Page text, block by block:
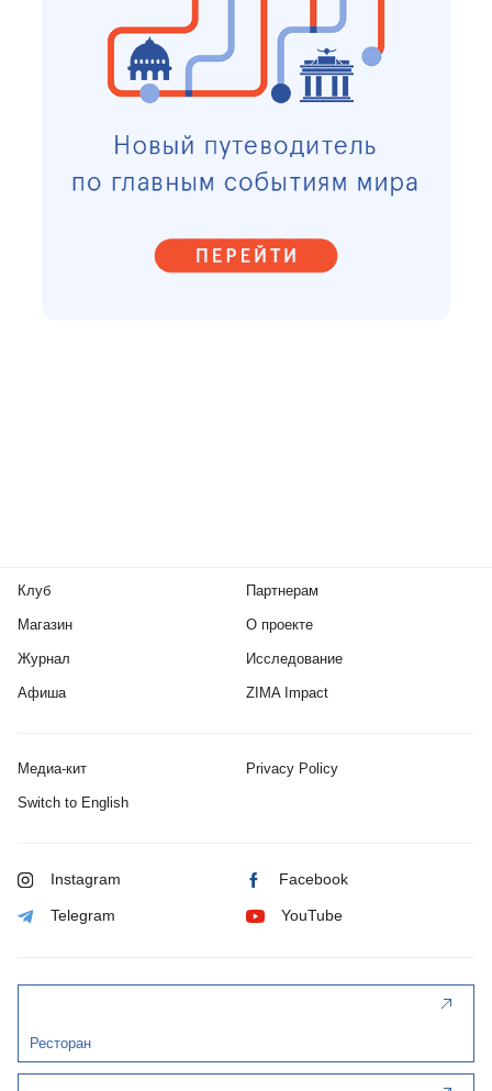
Клуб
Магазин
Журнал
Афиша
Партнерам
О проекте
Исследование
ZIMA Impact
Медиа-кит Privacy Policy
Switch to English
Instagram Facebook
Telegram YouTube
Ресторан